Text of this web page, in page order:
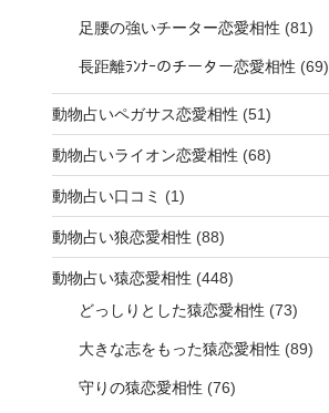
足腰の強いチーター恋愛相性 (81)
長距離ﾗﾝﾅｰのチーター恋愛相性 (69)
動物占いペガサス恋愛相性 (51)
動物占いライオン恋愛相性 (68)
動物占い口コミ (1)
動物占い狼恋愛相性 (88)
動物占い猿恋愛相性 (448)
どっしりとした猿恋愛相性 (73)
大きな志をもった猿恋愛相性 (89)
守りの猿恋愛相性 (76)